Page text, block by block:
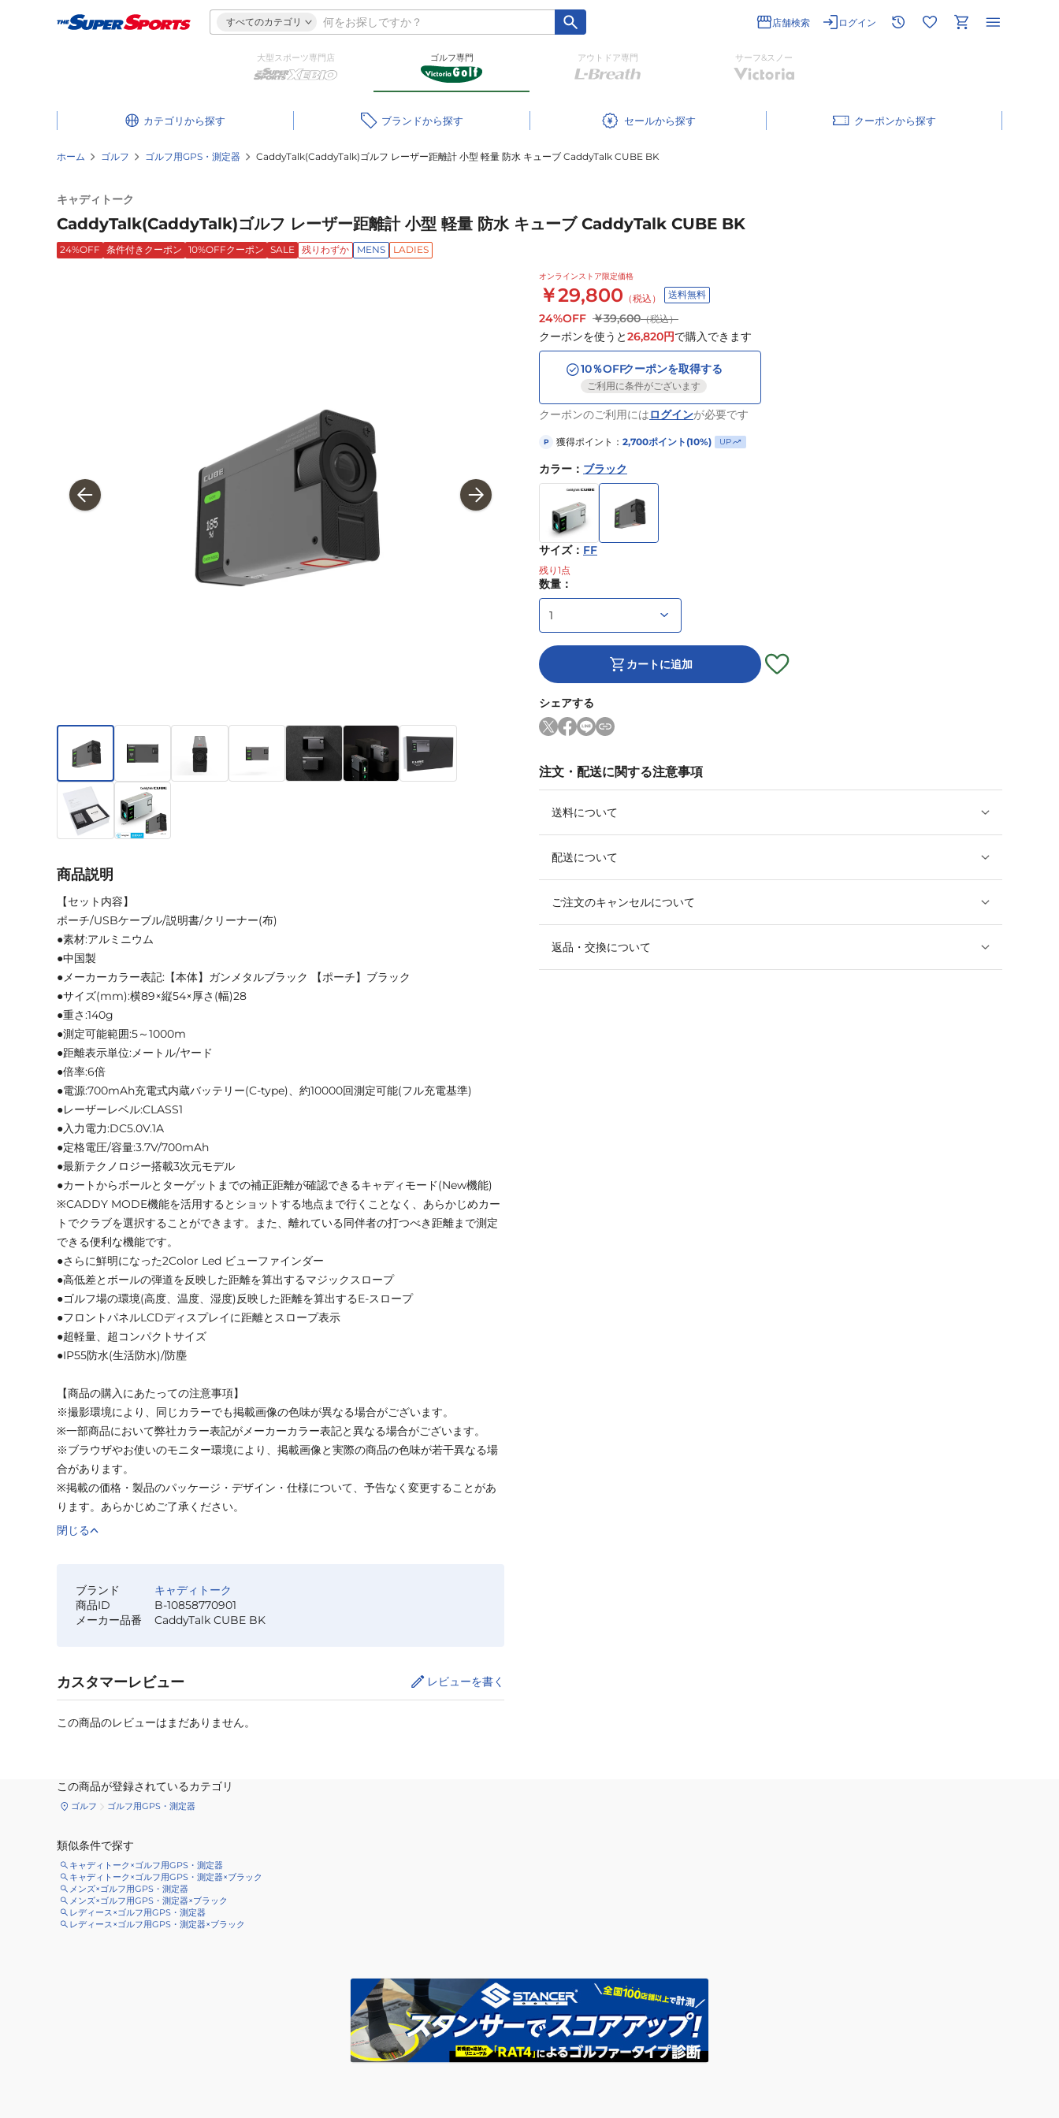
すべてのカテゴリ 店舗検索 ログイン
大型スポーツ専門店 ゴルフ専門 アウトドア専門 サーフ&スノー
カテゴリ ブランド セール クーポン
ホーム ゴルフ ゴルフ用GPS・測定器 CaddyTalk(CaddyTalk)ゴルフ レーザー距離計 小型 軽量 防水 キューブ CaddyTalk CUBE BK
キャディトーク
CaddyTalk(CaddyTalk)ゴルフ レーザー距離計 小型 軽量 防水 キューブ CaddyTalk CUBE BK
24%OFF 条件付きクーポン 10%OFFクーポン SALE 残りわずか MENS LADIES
オンラインストア限定価格
￥29,800 （税込） 送料無料
24%OFF ￥39,600（税込）
クーポンを使うと26,820円で購入できます
10％OFFクーポンを取得する
ご利用に条件がございます
クーポンのご利用にはログインが必要です
P 獲得ポイント： 2,700ポイント(10%) UP
カラー ： ブラック
サイズ： FF
残り 1 点
数量：
カートに追加
シェアする
注文・配送に関する注意事項
送料について
配送について
ご注文のキャンセルについて
返品・交換について
商品説明
【セット内容】
ポーチ/USBケーブル/説明書/クリーナー(布)
●素材:アルミニウム
●中国製
●メーカーカラー表記:【本体】ガンメタルブラック 【ポーチ】ブラック
●サイズ(mm):横89×縦54×厚さ(幅)28
●重さ:140g
●測定可能範囲:5～1000m
●距離表示単位:メートル/ヤード
●倍率:6倍
●電源:700mAh充電式内蔵バッテリー(C-type)、約10000回測定可能(フル充電基準)
●レーザーレベル:CLASS1
●入力電力:DC5.0V.1A
●定格電圧/容量:3.7V/700mAh
●最新テクノロジー搭載3次元モデル
●カートからボールとターゲットまでの補正距離が確認できるキャディモード(New機能)
※CADDY MODE機能を活用するとショットする地点まで行くことなく、あらかじめカー
トでクラブを選択することができます。また、離れている同伴者の打つべき距離まで測定
できる便利な機能です。
●さらに鮮明になった2Color Led ビューファインダー
●高低差とボールの弾道を反映した距離を算出するマジックスロープ
●ゴルフ場の環境(高度、温度、湿度)反映した距離を算出するE-スロープ
●フロントパネルLCDディスプレイに距離とスロープ表示
●超軽量、超コンパクトサイズ
●IP55防水(生活防水)/防塵
【商品の購入にあたっての注意事項】
※撮影環境により、同じカラーでも掲載画像の色味が異なる場合がございます。
※一部商品において弊社カラー表記がメーカーカラー表記と異なる場合がございます。
※ブラウザやお使いのモニター環境により、掲載画像と実際の商品の色味が若干異なる場
合があります。
※掲載の価格・製品のパッケージ・デザイン・仕様について、予告なく変更することがあ
ります。あらかじめご了承ください。
閉じる
ブランド
キャディトーク
商品ID
B-10858770901
メーカー品番
CaddyTalk CUBE BK
カスタマーレビュー レビューを書く
この商品のレビューはまだありません。
この商品が登録されているカテゴリ
ゴルフ ゴルフ用GPS・測定器
類似条件で探す
キャディトーク×ゴルフ用GPS・測定器
キャディトーク×ゴルフ用GPS・測定器×ブラック
メンズ×ゴルフ用GPS・測定器
メンズ×ゴルフ用GPS・測定器×ブラック
レディース×ゴルフ用GPS・測定器
レディース×ゴルフ用GPS・測定器×ブラック